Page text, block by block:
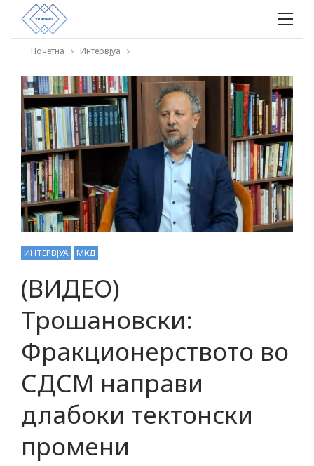
Почетна Интервјуа
ИНТЕРВЈУА МКД
(ВИДЕО)
Трошановски:
Фракционерството во
СДСМ направи
длабоки тектонски
промени